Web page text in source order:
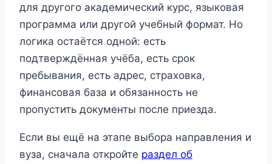
для другого академический курс, языковая
программа или другой учебный формат. Но
логика остаётся одной: есть
подтверждённая учёба, есть срок
пребывания, есть адрес, страховка,
финансовая база и обязанность не
пропустить документы после приезда.
Если вы ещё на этапе выбора направления и
вуза, сначала откройте раздел об